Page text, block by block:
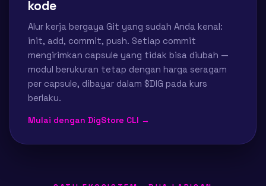
kode
Alur kerja bergaya Git yang sudah Anda kenal:
init, add, commit, push. Setiap commit
mengirimkan capsule yang tidak bisa diubah —
modul berukuran tetap dengan harga seragam
per capsule, dibayar dalam $DIG pada kurs
berlaku.
Mulai dengan DigStore CLI →